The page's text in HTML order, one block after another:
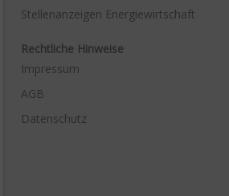
Stellenanzeigen Energiewirtschaft
Rechtliche Hinweise
Impressum
AGB
Datenschutz